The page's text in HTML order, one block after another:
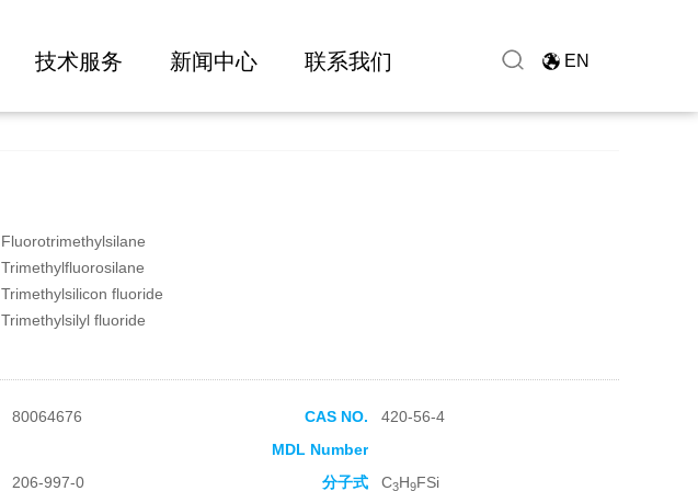
技术服务 新闻中心 联系我们 EN
Fluorotrimethylsilane
Trimethylfluorosilane
Trimethylsilicon fluoride
Trimethylsilyl fluoride
80064676 CAS NO.
420-56-4
MDL Number
206-997-0 分子式 C3H9FSi